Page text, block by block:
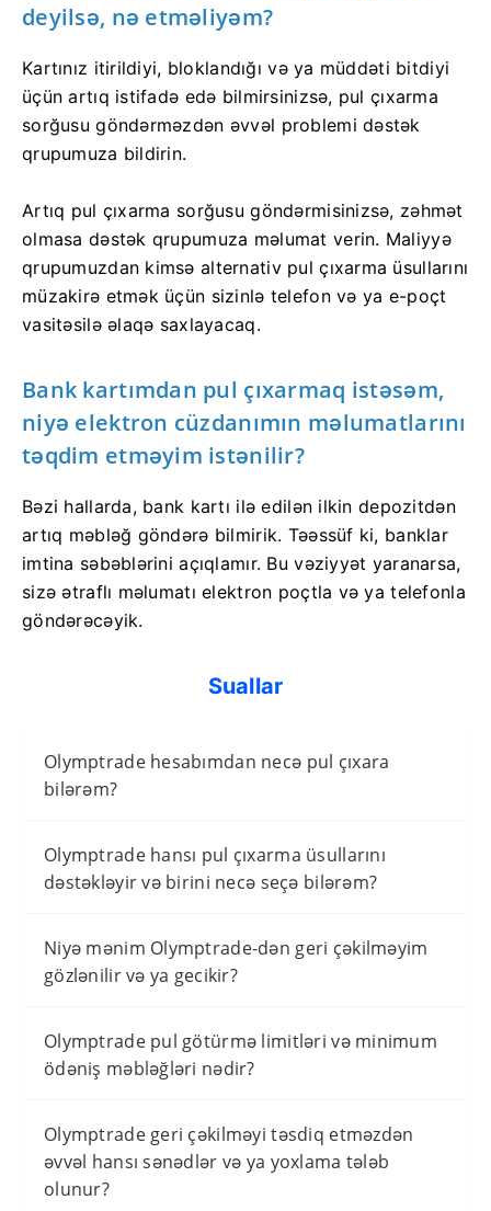
deyilsə, nə etməliyəm?
Kartınız itirildiyi, bloklandığı və ya müddəti bitdiyi
üçün artıq istifadə edə bilmirsinizsə, pul çıxarma
sorğusu göndərməzdən əvvəl problemi dəstək
qrupumuza bildirin.
Artıq pul çıxarma sorğusu göndərmisinizsə, zəhmət
olmasa dəstək qrupumuza məlumat verin. Maliyyə
qrupumuzdan kimsə alternativ pul çıxarma üsullarını
müzakirə etmək üçün sizinlə telefon və ya e-poçt
vasitəsilə əlaqə saxlayacaq.
Bank kartımdan pul çıxarmaq istəsəm,
niyə elektron cüzdanımın məlumatlarını
təqdim etməyim istənilir?
Bəzi hallarda, bank kartı ilə edilən ilkin depozitdən
artıq məbləğ göndərə bilmirik. Təəssüf ki, banklar
imtina səbəblərini açıqlamır. Bu vəziyyət yaranarsa,
sizə ətraflı məlumatı elektron poçtla və ya telefonla
göndərəcəyik.
Suallar
Olymptrade hesabımdan necə pul çıxara
bilərəm?
Olymptrade hansı pul çıxarma üsullarını
dəstəkləyir və birini necə seçə bilərəm?
Niyə mənim Olymptrade-dən geri çəkilməyim
gözlənilir və ya gecikir?
Olymptrade pul götürmə limitləri və minimum
ödəniş məbləğləri nədir?
Olymptrade geri çəkilməyi təsdiq etməzdən
əvvəl hansı sənədlər və ya yoxlama tələb
olunur?